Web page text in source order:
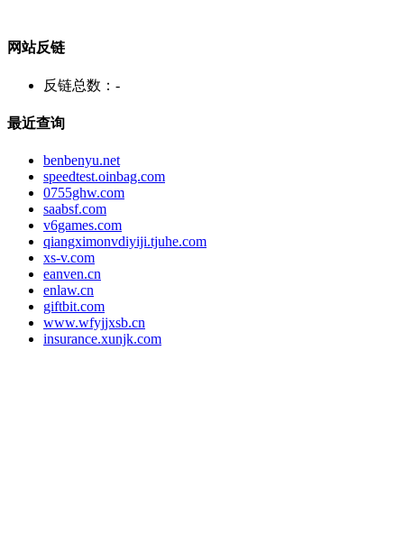
网站反链
反链总数： -
最近查询
benbenyu.net
speedtest.oinbag.com
0755ghw.com
saabsf.com
v6games.com
qiangximonvdiyiji.tjuhe.com
xs-v.com
eanven.cn
enlaw.cn
giftbit.com
www.wfyjjxsb.cn
insurance.xunjk.com